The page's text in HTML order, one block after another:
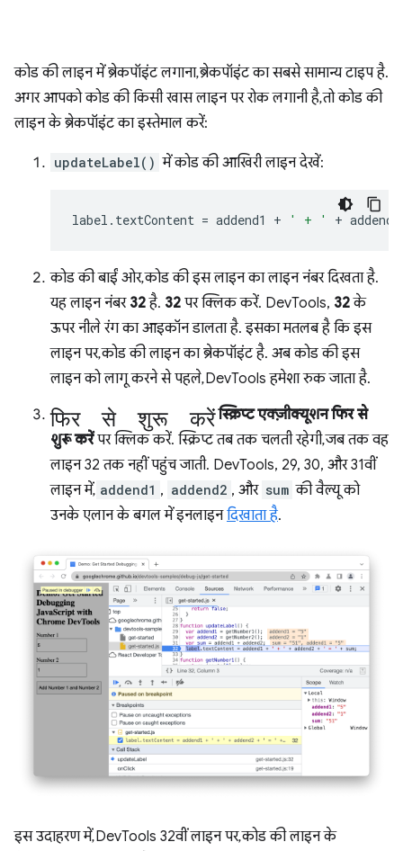
कोड की लाइन में ब्रेकपॉइंट लगाना, ब्रेकपॉइंट का सबसे सामान्य टाइप है.
अगर आपको कोड की किसी खास लाइन पर रोक लगानी है, तो कोड की
लाइन के ब्रेकपॉइंट का इस्तेमाल करें:
updateLabel() में कोड की आखिरी लाइन देखें:
label . textContent = addend1 + ' + ' + addend2
कोड की बाईं ओर, कोड की इस लाइन का लाइन नंबर दिखता है.
यह लाइन नंबर 32है. 32 पर क्लिक करें. DevTools, 32के
ऊपर नीले रंग का आइकॉन डालता है. इसका मतलब है कि इस
लाइन पर, कोड की लाइन का ब्रेकपॉइंट है. अब कोड की इस
लाइन को लागू करने से पहले, DevTools हमेशा रुक जाता है.
फिर से शुरू करें स्क्रिप्ट एक्ज़ीक्यूशन फिर से
शुरू करेंपर क्लिक करें. स्क्रिप्ट तब तक चलती रहेगी, जब तक वह
लाइन 32 तक नहीं पहुंच जाती. DevTools, 29, 30, और 31वीं
लाइन में, addend1 , addend2 , और sum की वैल्यू को
उनके एलान के बगल में इनलाइनदिखाता है.
इस उदाहरण में, DevTools 32वीं लाइन पर, कोड की लाइन के